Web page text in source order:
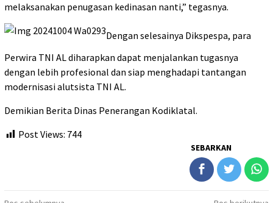
melaksanakan penugasan kedinasan nanti,” tegasnya.
Dengan selesainya Dikspespa, para
Perwira TNI AL diharapkan dapat menjalankan tugasnya
dengan lebih profesional dan siap menghadapi tantangan
modernisasi alutsista TNI AL.
Demikian Berita Dinas Penerangan Kodiklatal.
Post Views: 744
SEBARKAN